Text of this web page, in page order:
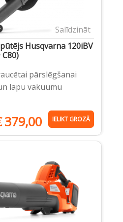
Salīdzināt
Husqvarna 120iBV
pārslēgšanai
lapu vakuumu
379,00 IELIKT GROZĀ